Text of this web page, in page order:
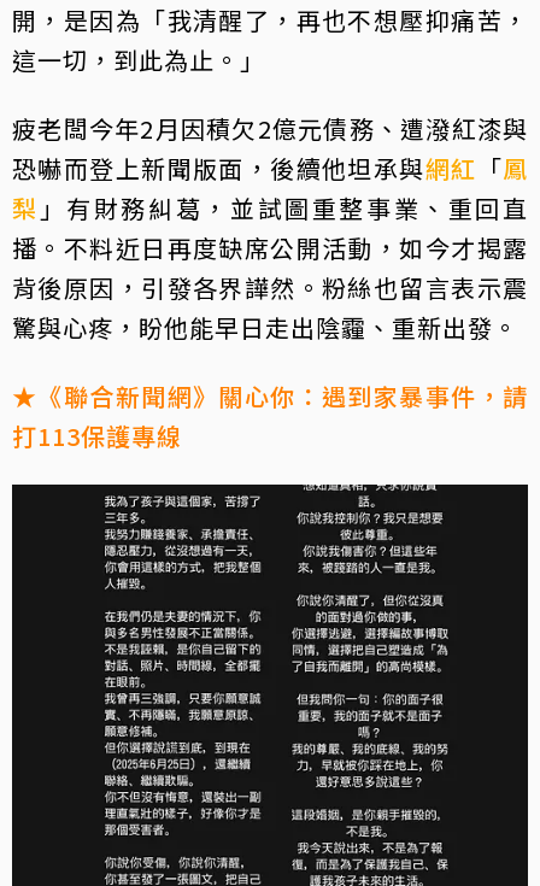
開，是因為「我清醒了，再也不想壓抑痛苦，
這一切，到此為止。」
疲老闆今年2月因積欠2億元債務、遭潑紅漆與
恐嚇而登上新聞版面，後續他坦承與網紅 「鳳
梨 」有財務糾葛，並試圖重整事業、重回直
播。不料近日再度缺席公開活動，如今才揭露
背後原因，引發各界譁然。粉絲也留言表示震
驚與心疼，盼他能早日走出陰霾、重新出發。
★《聯合新聞網》關心你：遇到家暴事件，請
打113保護專線